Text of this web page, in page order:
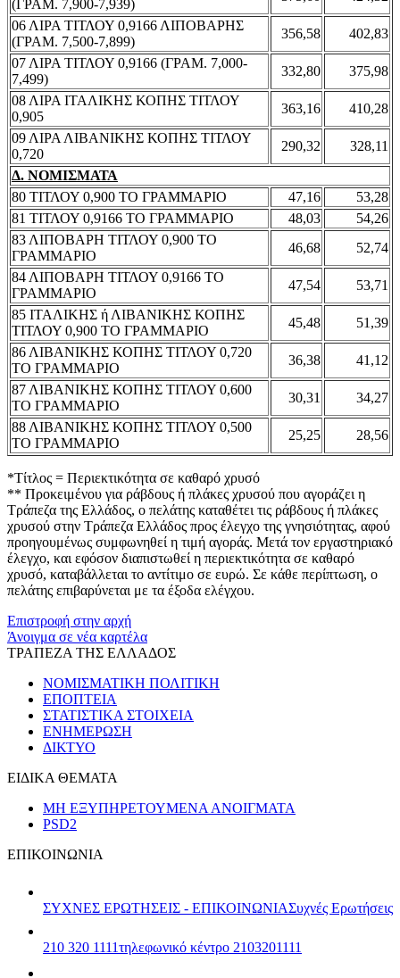
(ΓΡΑΜ. 7,900-7,939)
06 ΛΙΡΑ ΤΙΤΛΟΥ 0,9166 ΛΙΠΟΒΑΡΗΣ
(ΓΡΑΜ. 7,500-7,899)
356,58
402,83
07 ΛΙΡΑ ΤΙΤΛΟΥ 0,9166 (ΓΡΑΜ. 7,000-
7,499)
332,80
375,98
08 ΛΙΡΑ ΙΤΑΛΙΚΗΣ ΚΟΠΗΣ ΤΙΤΛΟΥ
0,905
363,16
410,28
09 ΛΙΡΑ ΛΙΒΑΝΙΚΗΣ ΚΟΠΗΣ ΤΙΤΛΟΥ
0,720
290,32
328,11
Δ. ΝΟΜΙΣΜΑΤΑ
80 ΤΙΤΛΟΥ 0,900 ΤΟ ΓΡΑΜΜΑΡΙΟ
47,16
53,28
81 ΤΙΤΛΟΥ 0,9166 ΤΟ ΓΡΑΜΜΑΡΙΟ
48,03
54,26
83 ΛΙΠΟΒΑΡΗ ΤΙΤΛΟΥ 0,900 ΤΟ
ΓΡΑΜΜΑΡΙΟ
46,68
52,74
84 ΛΙΠΟΒΑΡΗ ΤΙΤΛΟΥ 0,9166 ΤΟ
ΓΡΑΜΜΑΡΙΟ
47,54
53,71
85 ΙΤΑΛΙΚΗΣ ή ΛΙΒΑΝΙΚΗΣ ΚΟΠΗΣ
ΤΙΤΛΟΥ 0,900 ΤΟ ΓΡΑΜΜΑΡΙΟ
45,48
51,39
86 ΛΙΒΑΝΙΚΗΣ ΚΟΠΗΣ ΤΙΤΛΟΥ 0,720
ΤΟ ΓΡΑΜΜΑΡΙΟ
36,38
41,12
87 ΛΙΒΑΝΙΚΗΣ ΚΟΠΗΣ ΤΙΤΛΟΥ 0,600
ΤΟ ΓΡΑΜΜΑΡΙΟ
30,31
34,27
88 ΛΙΒΑΝΙΚΗΣ ΚΟΠΗΣ ΤΙΤΛΟΥ 0,500
ΤΟ ΓΡΑΜΜΑΡΙΟ
25,25 28,56
*Τίτλος = Περιεκτικότητα σε καθαρό χρυσό
** Προκειμένου για ράβδους ή πλάκες χρυσού που αγοράζει η
Τράπεζα της Ελλάδος, ο πελάτης καταθέτει τις ράβδους ή πλάκες
χρυσού στην Τράπεζα Ελλάδος προς έλεγχο της γνησιότητας, αφού
προηγουμένως συμφωνηθεί η τιμή αγοράς. Μετά τον εργαστηριακό
έλεγχο, και εφόσον διαπιστωθεί η περιεκτικότητα σε καθαρό
χρυσό, καταβάλλεται το αντίτιμο σε ευρώ. Σε κάθε περίπτωση, ο
πελάτης επιβαρύνεται με τα έξοδα ελέγχου.
Επιστροφή στην αρχή
Άνοιγμα σε νέα καρτέλα
ΤΡΑΠΕΖΑ ΤΗΣ ΕΛΛΑΔΟΣ
ΝΟΜΙΣΜΑΤΙΚΗ ΠΟΛΙΤΙΚΗ
ΕΠΟΠΤΕΙΑ
ΣΤΑΤΙΣΤΙΚΑ ΣΤΟΙΧΕΙΑ
ΕΝΗΜΕΡΩΣΗ
ΔΙΚΤΥΟ
ΕΙΔΙΚΑ ΘΕΜΑΤΑ
ΜΗ ΕΞΥΠΗΡΕΤΟΥΜΕΝΑ ΑΝΟΙΓΜΑΤΑ
PSD2
ΕΠΙΚΟΙΝΩΝΙΑ
ΣΥΧΝΕΣ ΕΡΩΤΗΣΕΙΣ - ΕΠΙΚΟΙΝΩΝΙΑΣυχνές Ερωτήσεις
210 320 1111τηλεφωνικό κέντρο 2103201111